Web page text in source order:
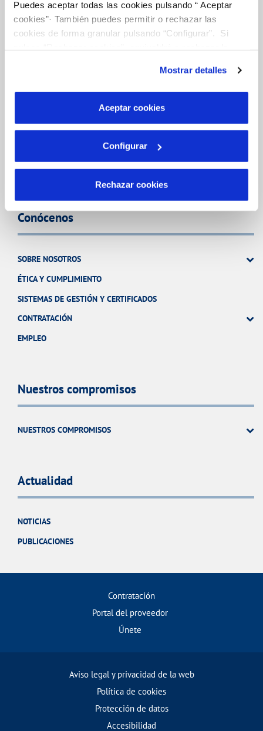
Puedes aceptar todas las cookies pulsando “ Aceptar
cookies”· También puedes permitir o rechazar las
cookies de forma granular pulsando “Configurar”. Si
son indispensables para que el sitio web funcione y que
por tanto no se pueden desactivar. Puedes consultar
más información en nuestraPolítica de Cookies
Mostrar detalles
Aceptar cookies
Configurar
Rechazar cookies
ATENCIÓN AL CLIENTE
COMPROMISO DE SERVICIO
NUESTRO PAPEL EN EL CICLO URBANO
CUIDADOS DEL AGUA
Conócenos
SOBRE NOSOTROS
ÉTICA Y CUMPLIMIENTO
SISTEMAS DE GESTIÓN Y CERTIFICADOS
CONTRATACIÓN
EMPLEO
Nuestros compromisos
NUESTROS COMPROMISOS
Actualidad
NOTICIAS
PUBLICACIONES
Contratación
Portal del proveedor
Únete
Aviso legal y privacidad de la web
Política de cookies
Protección de datos
Accesibilidad